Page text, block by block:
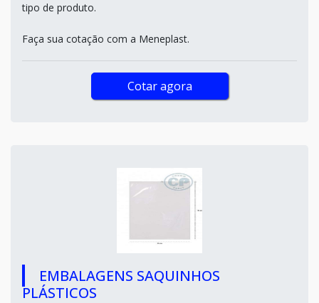
tipo de produto.
Faça sua cotação com a Meneplast.
Cotar agora
EMBALAGENS SAQUINHOS
PLÁSTICOS